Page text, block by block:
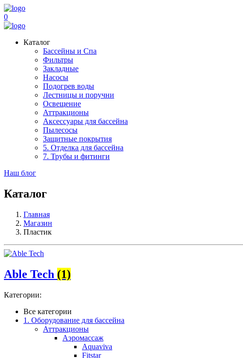
0
Каталог
Бассейны и Спа
Фильтры
Закладные
Насосы
Подогрев воды
Лестницы и поручни
Освещение
Аттракционы
Аксессуары для бассейна
Пылесосы
Защитные покрытия
5. Отделка для бассейна
7. Трубы и фитинги
Наш блог
Каталог
Главная
Магазин
Пластик
Able Tech (1)
Категории:
Все категории
1. Оборудование для бассейна
Аттракционы
Аэромассаж
Aquaviva
Fitstar